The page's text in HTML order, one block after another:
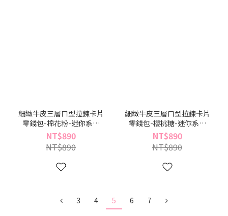
細緻牛皮三層ㄇ型拉鍊卡片
零錢包-棉花粉-迷你系列
(BB96487-10)
NT$890
NT$890
細緻牛皮三層ㄇ型拉鍊卡片
零錢包-櫻桃糖-迷你系列
(BB96487-01)
NT$890
NT$890
3 4 5 6 7